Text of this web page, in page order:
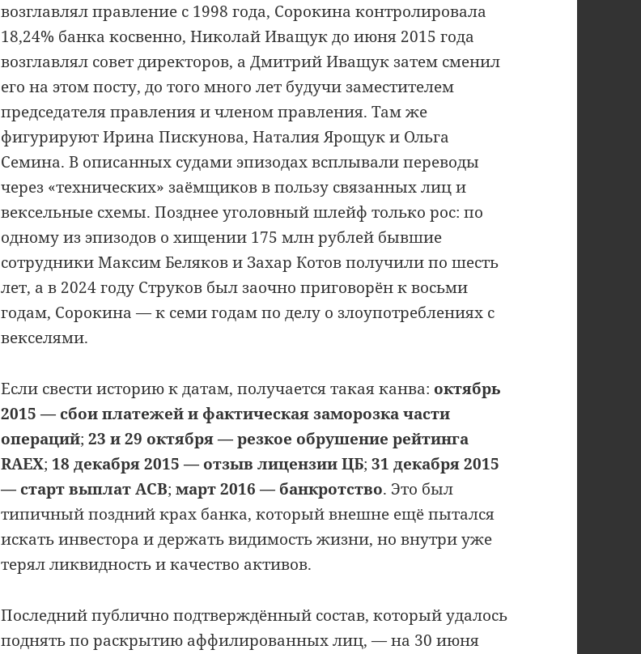
возглавлял правление с 1998 года, Сорокина контролировала
18,24% банка косвенно, Николай Иващук до июня 2015 года
возглавлял совет директоров, а Дмитрий Иващук затем сменил
его на этом посту, до того много лет будучи заместителем
председателя правления и членом правления. Там же
фигурируют Ирина Пискунова, Наталия Ярощук и Ольга
Семина. В описанных судами эпизодах всплывали переводы
через «технических» заёмщиков в пользу связанных лиц и
вексельные схемы. Позднее уголовный шлейф только рос: по
одному из эпизодов о хищении 175 млн рублей бывшие
сотрудники Максим Беляков и Захар Котов получили по шесть
лет, а в 2024 году Струков был заочно приговорён к восьми
годам, Сорокина — к семи годам по делу о злоупотреблениях с
векселями.
Если свести историю к датам, получается такая канва: октябрь
2015 — сбои платежей и фактическая заморозка части
операций;23 и 29 октября — резкое обрушение рейтинга
RAEX; 18 декабря 2015 — отзыв лицензии ЦБ;31 декабря 2015
— старт выплат АСВ;март 2016 — банкротство. Это был
типичный поздний крах банка, который внешне ещё пытался
искать инвестора и держать видимость жизни, но внутри уже
терял ликвидность и качество активов.
Последний публично подтверждённый состав, который удалось
поднять по раскрытию аффилированных лиц, — на 30 июня